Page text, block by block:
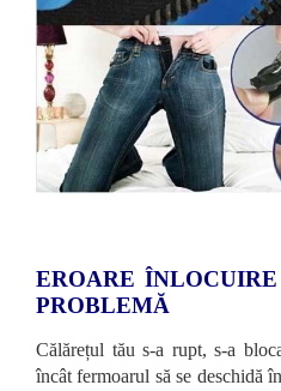
EROARE
PROBLEMĂ
Călărețul tău s-a rupt, s-a
încât fermoarul să se deschidă